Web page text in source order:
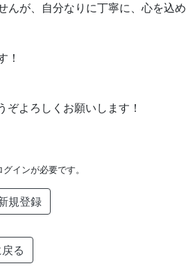
んが、自分なりに丁寧に、心を込め
！
よろしくお願いします！
インが必要です。
規登録
る